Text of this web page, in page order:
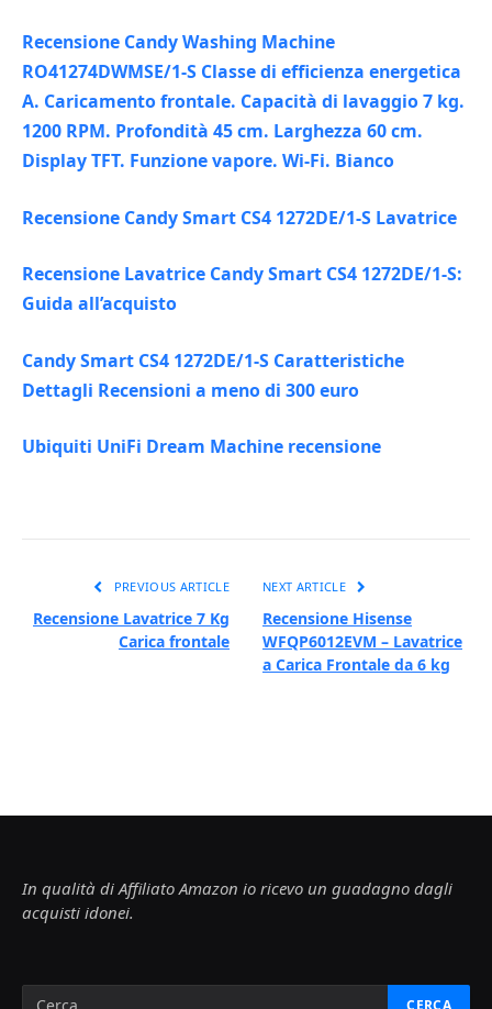
Recensione Candy Washing Machine
RO41274DWMSE/1-S Classe di efficienza energetica
A. Caricamento frontale. Capacità di lavaggio 7 kg.
1200 RPM. Profondità 45 cm. Larghezza 60 cm.
Display TFT. Funzione vapore. Wi-Fi. Bianco
Recensione Candy Smart CS4 1272DE/1-S Lavatrice
Recensione Lavatrice Candy Smart CS4 1272DE/1-S:
Guida all’acquisto
Candy Smart CS4 1272DE/1-S Caratteristiche
Dettagli Recensioni a meno di 300 euro
Ubiquiti UniFi Dream Machine recensione
PREVIOUS ARTICLE
Recensione Lavatrice 7 Kg
Carica frontale
NEXT ARTICLE
Recensione Hisense
WFQP6012EVM – Lavatrice
a Carica Frontale da 6 kg
In qualità di Affiliato Amazon io ricevo un guadagno dagli
acquisti idonei.